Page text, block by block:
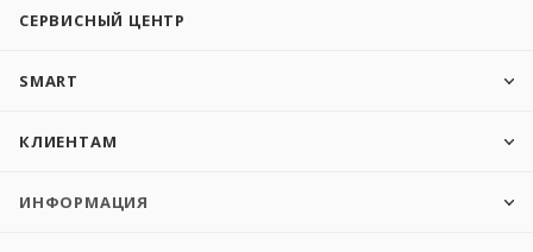
СЕРВИСНЫЙ ЦЕНТР
SMART
КЛИЕНТАМ
ИНФОРМАЦИЯ